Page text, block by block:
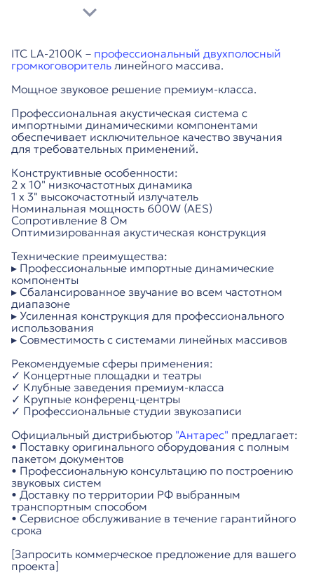
ITC LA-2100K – профессиональный двухполосный
громкоговоритель линейного массива.
Мощное звуковое решение премиум-класса.
Профессиональная акустическая система с
импортными динамическими компонентами
обеспечивает исключительное качество звучания
для требовательных применений.
Конструктивные особенности:
2 х 10" низкочастотных динамика
1 х 3" высокочастотный излучатель
Номинальная мощность 600W (AES)
Сопротивление 8 Ом
Оптимизированная акустическая конструкция
Технические преимущества:
▸ Профессиональные импортные динамические
компоненты
▸ Сбалансированное звучание во всем частотном
диапазоне
▸ Усиленная конструкция для профессионального
использования
▸ Совместимость с системами линейных массивов
Рекомендуемые сферы применения:
✓ Концертные площадки и театры
✓ Клубные заведения премиум-класса
✓ Крупные конференц-центры
✓ Профессиональные студии звукозаписи
Официальный дистрибьютор "Антарес" предлагает:
• Поставку оригинального оборудования с полным
пакетом документов
• Профессиональную консультацию по построению
звуковых систем
• Доставку по территории РФ выбранным
транспортным способом
• Сервисное обслуживание в течение гарантийного
срока
[Запросить коммерческое предложение для вашего
проекта]